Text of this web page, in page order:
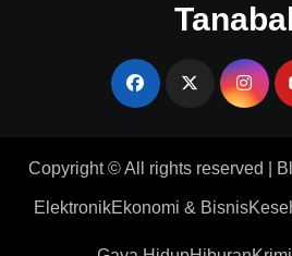
Copyright © All rights reserved
ElektronikEkonomi & Bisnis